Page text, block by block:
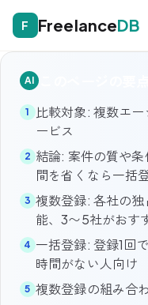
F FreelanceDB
AI
1
比較対象: 複数エ
ービス
2 結論: 案件の質や
間を省くなら一括
3 複数登録: 各社の
能、3〜5社がおす
4 一括登録: 登録1回
時間がない人向け
5 複数登録の組み合